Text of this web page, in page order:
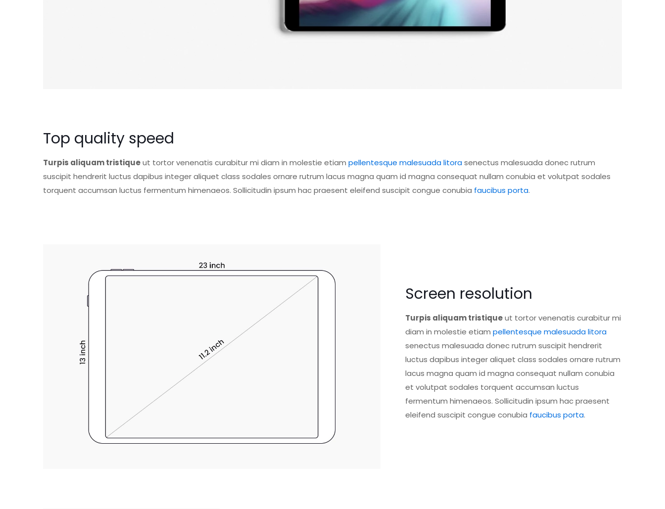
Top quality speed
Turpis aliquam tristiqueut tortor venenatis curabitur mi diam in molestie etiam pellentesque malesuada litorasenectus malesuada donec rutrum
suscipit hendrerit luctus dapibus integer aliquet class sodales ornare rutrum lacus magna quam id magna consequat nullam conubia et volutpat sodales
torquent accumsan luctus fermentum himenaeos. Sollicitudin ipsum hac praesent eleifend suscipit congue conubia faucibus porta.
Screen resolution
Turpis aliquam tristiqueut tortor venenatis curabitur mi
diam in molestie etiam pellentesque malesuada litora
senectus malesuada donec rutrum suscipit hendrerit
luctus dapibus integer aliquet class sodales ornare rutrum
lacus magna quam id magna consequat nullam conubia
et volutpat sodales torquent accumsan luctus
fermentum himenaeos. Sollicitudin ipsum hac praesent
eleifend suscipit congue conubia faucibus porta.